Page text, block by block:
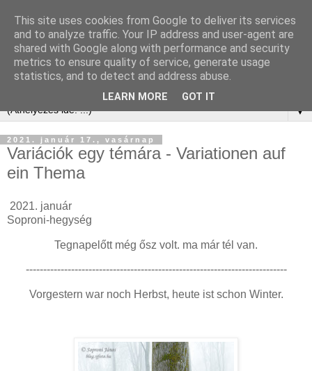
▼
2021. január 17., vasárnap
Variációk egy témára - Variationen auf
ein Thema
2021. január
Soproni-hegység
Tegnapelőtt még ősz volt. ma már tél van.
---------------------------------------------------------------------------
Vorgestern war noch Herbst, heute ist schon Winter.
This site uses cookies from Google to deliver its services
and to analyze traffic. Your IP address and user-agent are
shared with Google along with performance and security
metrics to ensure quality of service, generate usage
statistics, and to detect and address abuse.
LEARN MORE GOT IT